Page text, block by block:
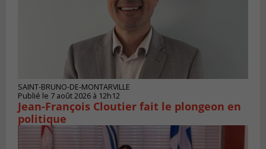
SAINT-BRUNO-DE-MONTARVILLE
Publié le 7 août 2026 à 12h12
Jean-François Cloutier fait le plongeon en
politique